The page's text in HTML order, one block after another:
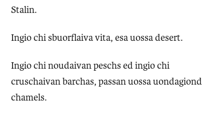
Stalin.
Ingio chi sbuorflaiva vita, esa uossa desert.
Ingio chi noudaivan peschs ed ingio chi
cruschaivan barchas, passan uossa uondagiond
chamels.